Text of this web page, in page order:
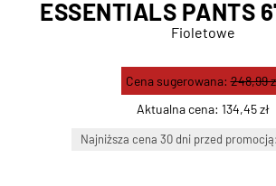
ESSENTIALS PANTS
Fioletowe
Aktualna cena: 134,45 zł
Cena sugerowana:248,99
Najniższa cena 30 dni przed